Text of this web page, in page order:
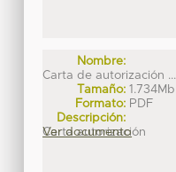
Nombre:
Carta de autorización ...
Tamaño: 1.734Mb
Formato: PDF
Descripción:
Carta autorización
Ver documento